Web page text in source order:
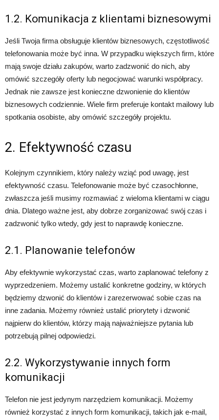
1.2. Komunikacja z klientami biznesowymi
Jeśli Twoja firma obsługuje klientów biznesowych, częstotliwość
telefonowania może być inna. W przypadku większych firm, które
mają swoje działu zakupów, warto zadzwonić do nich, aby
omówić szczegóły oferty lub negocjować warunki współpracy.
Jednak nie zawsze jest konieczne dzwonienie do klientów
biznesowych codziennie. Wiele firm preferuje kontakt mailowy lub
spotkania osobiste, aby omówić szczegóły projektu.
2. Efektywność czasu
Kolejnym czynnikiem, który należy wziąć pod uwagę, jest
efektywność czasu. Telefonowanie może być czasochłonne,
zwłaszcza jeśli musimy rozmawiać z wieloma klientami w ciągu
dnia. Dlatego ważne jest, aby dobrze zorganizować swój czas i
zadzwonić tylko wtedy, gdy jest to naprawdę konieczne.
2.1. Planowanie telefonów
Aby efektywnie wykorzystać czas, warto zaplanować telefony z
wyprzedzeniem. Możemy ustalić konkretne godziny, w których
będziemy dzwonić do klientów i zarezerwować sobie czas na
inne zadania. Możemy również ustalić priorytety i dzwonić
najpierw do klientów, którzy mają najważniejsze pytania lub
potrzebują pilnej odpowiedzi.
2.2. Wykorzystywanie innych form
komunikacji
Telefon nie jest jedynym narzędziem komunikacji. Możemy
również korzystać z innych form komunikacji, takich jak e-mail,